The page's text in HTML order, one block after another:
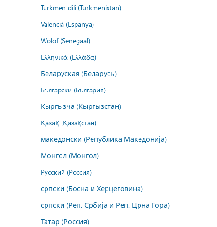
Türkmen dili (Türkmenistan)
Valencià (Espanya)
Wolof (Senegaal)
Ελληνικά (Ελλάδα)
Беларуская (Беларусь)
Български (България)
Кыргызча (Кыргызстан)
Қазақ (Қазақстан)
македонски (Република Македонија)
Монгол (Монгол)
Русский (Россия)
српски (Босна и Херцеговина)
српски (Реп. Србија и Реп. Црна Гора)
Татар (Россия)